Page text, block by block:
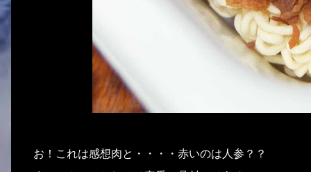
お！これは感想肉と・・・・赤いのは人参？？